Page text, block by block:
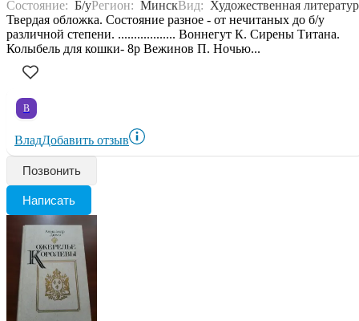
Состояние: Б/уРегион: МинскВид: Художественная
Твердая обложка. Состояние разное - от нечитаных до б/у
различной степени. .................. Воннегут К. Сирены Титана.
Колыбель для кошки- 8р Вежинов П. Ночью...
В
ВладДобавить отзыв
Позвонить
Написать